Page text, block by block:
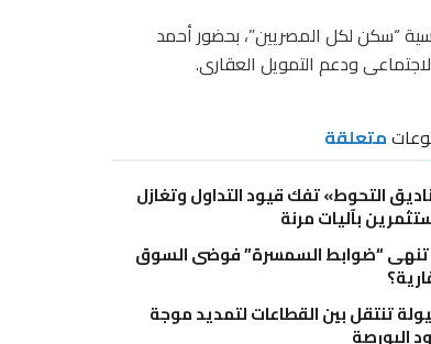
“سكن لكل المصريين”، بحضور أحمد
ودعم التمويل العقارى.
متعلقة
التحوط» تفك قيود التداول وتغازل
بآليات مرنة
“ضوابط السمسرة” فوضى السوق
تنتقل بين القطاعات لتمديد موجة
البورصة